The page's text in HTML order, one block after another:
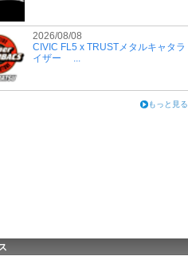
2026/08/08
CIVIC FL5 x TRUSTメタルキャタラ
イザー ...
もっと見る